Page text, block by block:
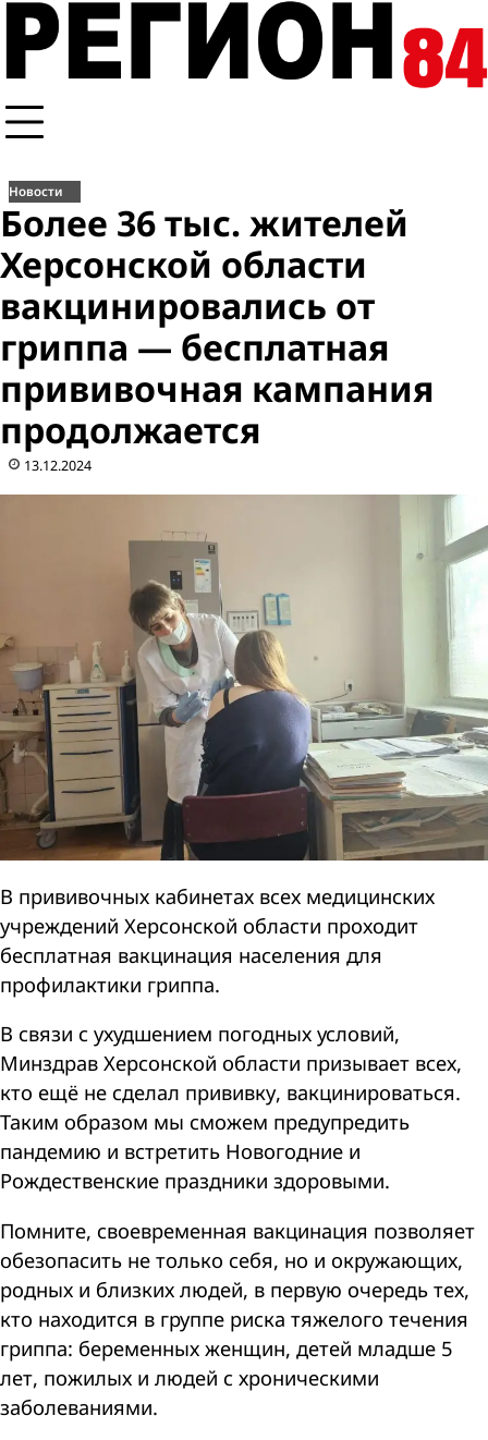
Перейти
содержимому
Новости
Более 36 тыс. жителей
Херсонской области
вакцинировались от
гриппа — бесплатная
прививочная кампания
продолжается
13.12.2024
В прививочных кабинетах всех медицинских
учреждений Херсонской области проходит
бесплатная вакцинация населения для
профилактики гриппа.
В связи с ухудшением погодных условий,
Минздрав Херсонской области призывает всех,
кто ещё не сделал прививку, вакцинироваться.
Таким образом мы сможем предупредить
пандемию и встретить Новогодние и
Рождественские праздники здоровыми.
Помните, своевременная вакцинация позволяет
обезопасить не только себя, но и окружающих,
родных и близких людей, в первую очередь тех,
кто находится в группе риска тяжелого течения
гриппа: беременных женщин, детей младше 5
лет, пожилых и людей с хроническими
заболеваниями.